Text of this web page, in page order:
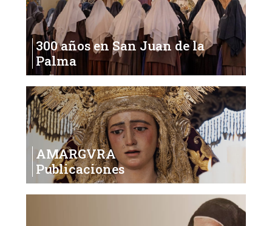
300 años en San Juan de la
Palma
AMARGVRA
Publicaciones